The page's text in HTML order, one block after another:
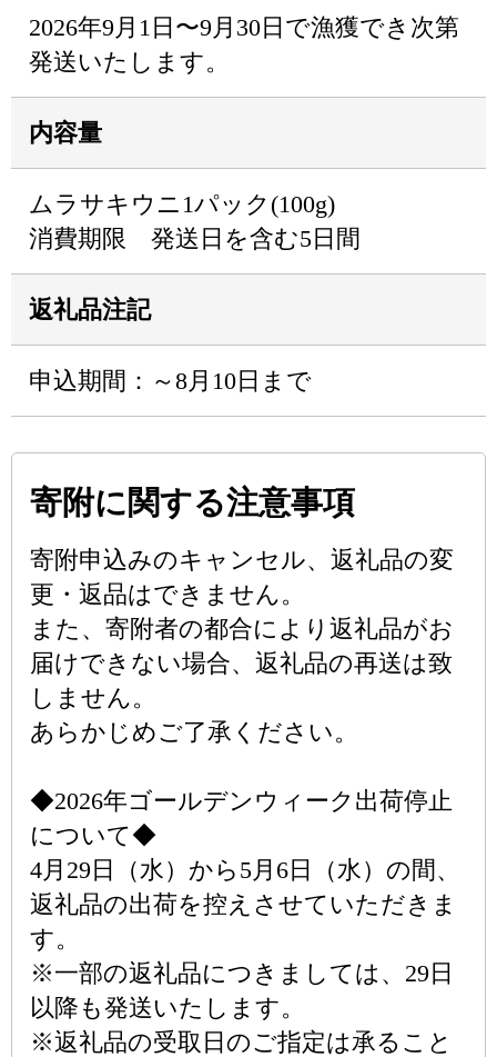
2026年9月1日〜9月30日で漁獲でき次第
発送いたします。
内容量
ムラサキウニ1パック(100g)
消費期限 発送日を含む5日間
返礼品注記
申込期間：～8月10日まで
寄附に関する注意事項
寄附申込みのキャンセル、返礼品の変
更・返品はできません。
また、寄附者の都合により返礼品がお
届けできない場合、返礼品の再送は致
しません。
あらかじめご了承ください。
◆2026年ゴールデンウィーク出荷停止
について◆
4月29日（水）から5月6日（水）の間、
返礼品の出荷を控えさせていただきま
す。
※一部の返礼品につきましては、29日
以降も発送いたします。
※返礼品の受取日のご指定は承ること